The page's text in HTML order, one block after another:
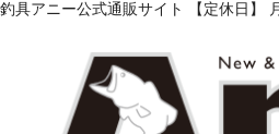
釣具アニー公式通販サイト 【定休日】